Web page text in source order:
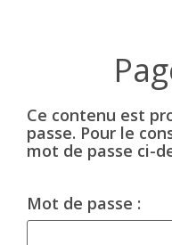
Ce contenu est
passe. Pour le
mot de passe ci-
Mot de passe :